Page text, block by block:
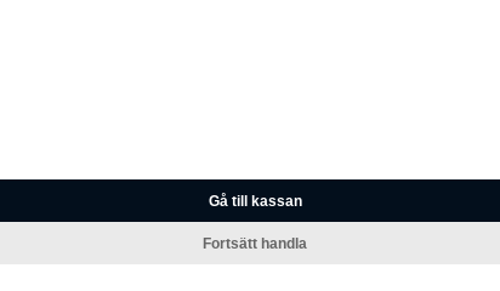
Gå till kassan
Fortsätt handla